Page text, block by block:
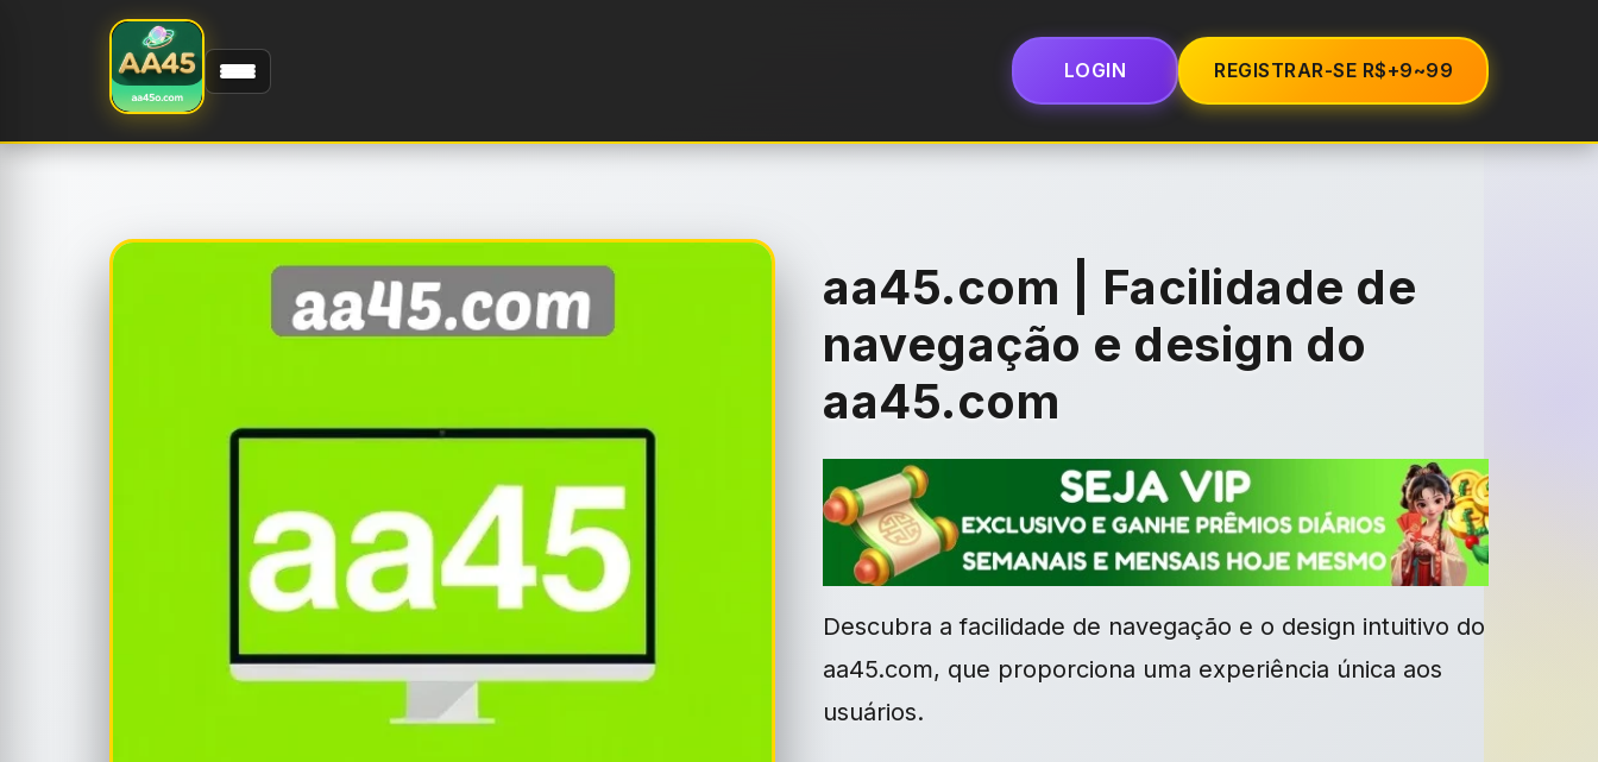
LOGIN REGISTRAR-SE R$+9~99
aa45.com | Facilidade de
navegação e design do
aa45.com
Descubra a facilidade de navegação e o design intuitivo do
aa45.com, que proporciona uma experiência única aos
usuários.